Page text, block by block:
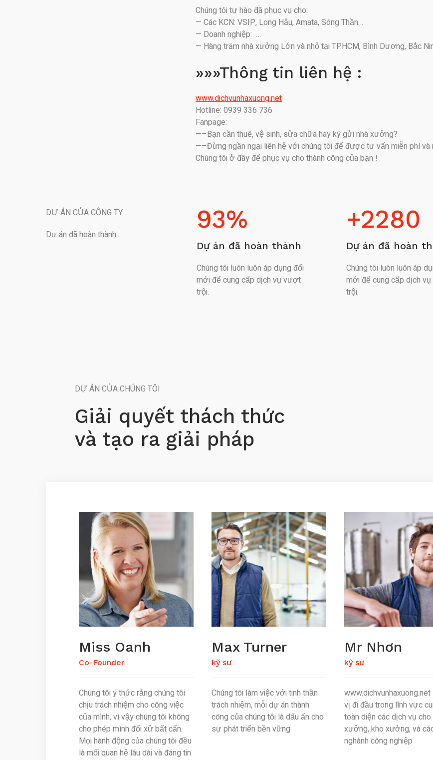
Chúng tôi tự hào đã phục vụ cho:
— Các KCN: VSIP, Long Hậu, Amata, Sóng Thần…
— Doanh nghiệp: …
— Hàng trăm nhà xưởng Lớn và nhỏ tại TP.HCM, Bình Dương, Bắc
»»»Thông tin liên hệ :
www.dichvunhaxuong.net
Hotline: 0939 336 736
Fanpage:
—–Bạn cần thuê, vệ sinh, sửa chữa hay ký gửi nhà xưởng?
—–Đừng ngần ngại liên hệ với chúng tôi để được tư vấn miễn phí và
Chúng tôi ở đây để phục vụ cho thành công của bạn !
DỰ ÁN CỦA CÔNG TY
Dự án đã hoàn thành
93%
Dự án đã hoàn thành
Chúng tôi luôn luôn áp dụng đổi
mới để cung cấp dịch vụ vượt
trội.
+2280
Dự án đã hoàn
Chúng tôi luôn luôn áp
mới để cung cấp dịch
trội.
DỰ ÁN CỦA CHÚNG TÔI
Giải quyết thách thức
và tạo ra giải pháp
Miss Oanh
Co-Founder
Chúng tôi ý thức rằng chúng tôi
chịu trách nhiệm cho công việc
của mình, vì vậy chúng tôi không
cho phép mình đối xử bất cẩn.
Mọi hành động của chúng tôi đều
là mối quan hệ lâu dài và đáng tin
Max Turner
kỹ sư
Chúng tôi làm việc với tinh thần
trách nhiệm, mỗi dự án thành
công của chúng tôi là dấu ấn cho
sự phát triển bền vững
Mr Nhơn
kỹ sư
vị đi đầu trong lĩnh vực
toàn diện các dịch vụ cho
xưởng, kho xưởng, và
nghành công nghiệp